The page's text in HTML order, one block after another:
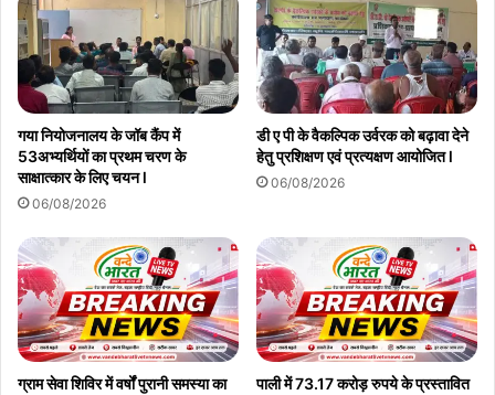
गया नियोजनालय के जॉब कैंप में
53अभ्यर्थियों का प्रथम चरण के
साक्षात्कार के लिए चयन l
06/08/2026
डी ए पी के वैकल्पिक उर्वरक को बढ़ावा देने
हेतु प्रशिक्षण एवं प्रत्यक्षण आयोजित l
06/08/2026
ग्राम सेवा शिविर में वर्षों पुरानी समस्या का
पाली में 73.17 करोड़ रुपये के प्रस्तावित